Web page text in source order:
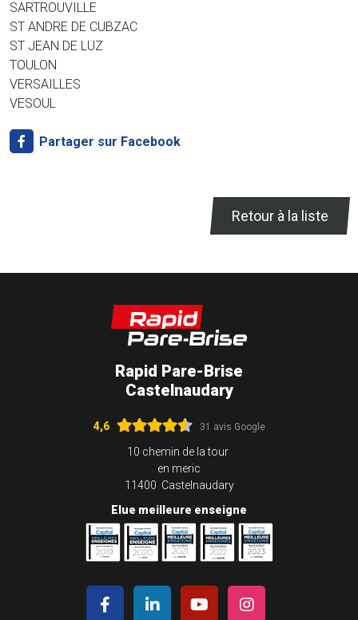
SARTROUVILLE
ST ANDRE DE CUBZAC
ST JEAN DE LUZ
TOULON
VERSAILLES
VESOUL
Partager sur Facebook
Retour à la liste
Rapid Pare-Brise
Castelnaudary
4,6 31 avis Google
10 chemin de la tour
en meric
11400 Castelnaudary
Elue meilleure enseigne